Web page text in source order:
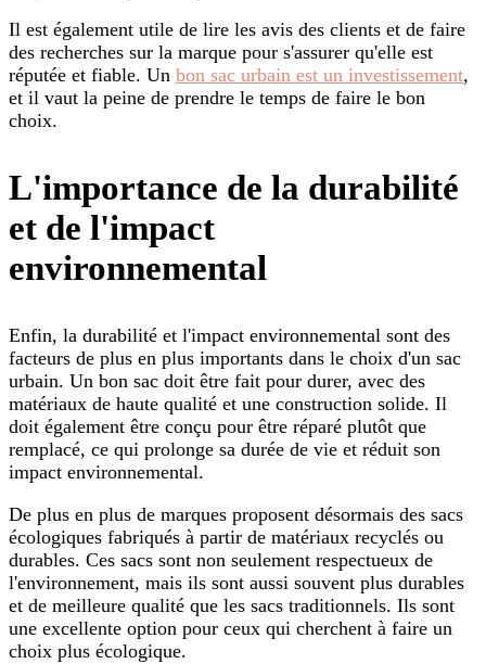
Il est également utile de lire les avis des clients et de faire
des recherches sur la marque pour s'assurer qu'elle est
réputée et fiable. Un bon sac urbain est un investissement,
et il vaut la peine de prendre le temps de faire le bon
choix.
L'importance de la durabilité
et de l'impact
environnemental
Enfin, la durabilité et l'impact environnemental sont des
facteurs de plus en plus importants dans le choix d'un sac
urbain. Un bon sac doit être fait pour durer, avec des
matériaux de haute qualité et une construction solide. Il
doit également être conçu pour être réparé plutôt que
remplacé, ce qui prolonge sa durée de vie et réduit son
impact environnemental.
De plus en plus de marques proposent désormais des sacs
écologiques fabriqués à partir de matériaux recyclés ou
durables. Ces sacs sont non seulement respectueux de
l'environnement, mais ils sont aussi souvent plus durables
et de meilleure qualité que les sacs traditionnels. Ils sont
une excellente option pour ceux qui cherchent à faire un
choix plus écologique.